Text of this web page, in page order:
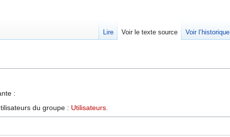
:
du groupe : Utilisateurs
Lire Voir le texte source Voir l’historique